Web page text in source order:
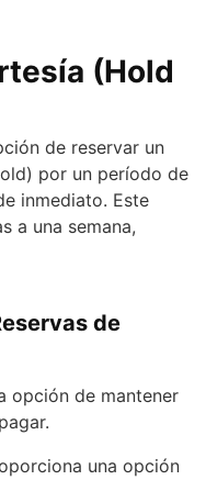
(Hold
de reservar un
por un período de
inmediato. Este
a una semana,
de
opción de mantener
una opción